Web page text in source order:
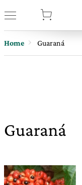
Home Guaraná
Guaraná